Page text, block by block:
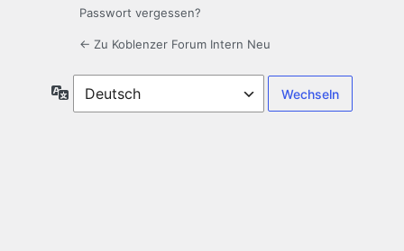
Passwort vergessen?
← Zu Koblenzer Forum Intern Neu
Sprache